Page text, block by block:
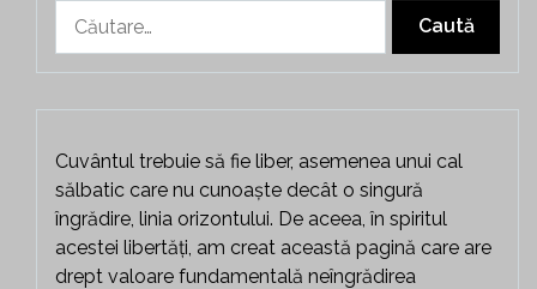
după:
Cuvântul trebuie să fie liber, asemenea unui cal
sălbatic care nu cunoaște decât o singură
îngrădire, linia orizontului. De aceea, în spiritul
acestei libertăți, am creat această pagină care are
drept valoare fundamentală neîngrădirea